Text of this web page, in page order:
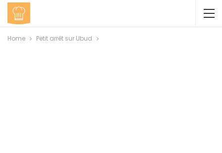
Home Petit arrêt sur Ubud